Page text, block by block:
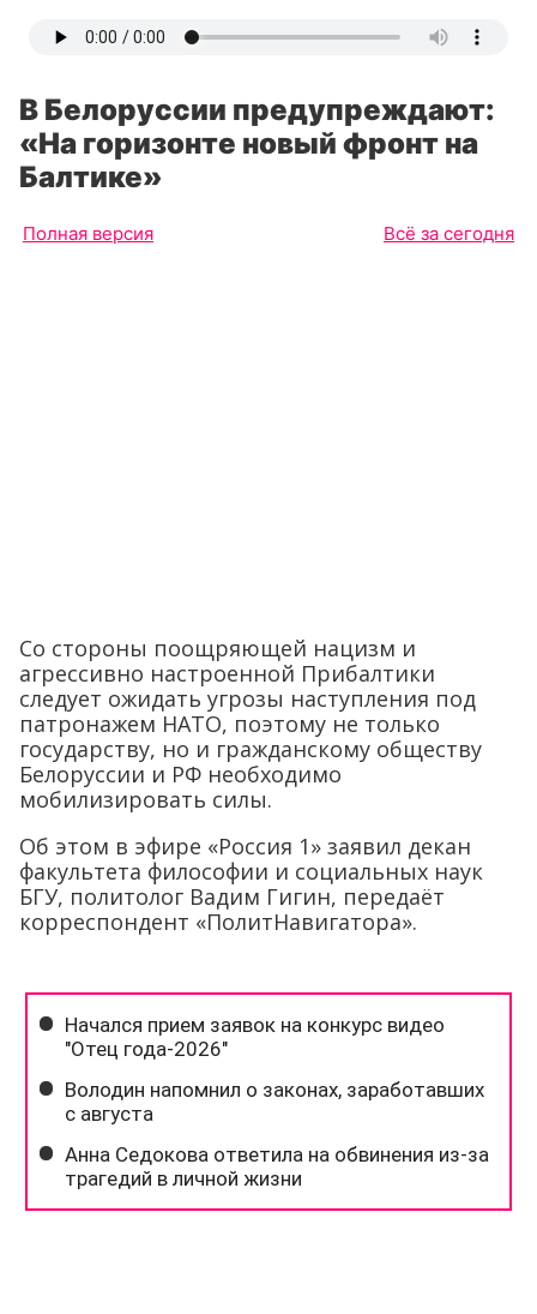
В Белоруссии предупреждают:
«На горизонте новый фронт на
Балтике»
Полная версия Всё за сегодня
Со стороны поощряющей нацизм и
агрессивно настроенной Прибалтики
следует ожидать угрозы наступления под
патронажем НАТО, поэтому не только
государству, но и гражданскому обществу
Белоруссии и РФ необходимо
мобилизировать силы.
Об этом в эфире «Россия 1» заявил декан
факультета философии и социальных наук
БГУ, политолог Вадим Гигин, передаёт
корреспондент «ПолитНавигатора».